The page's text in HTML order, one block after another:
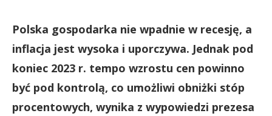
Polska gospodarka nie wpadnie w recesję, a
inflacja jest wysoka i uporczywa. Jednak pod
koniec 2023 r. tempo wzrostu cen powinno
być pod kontrolą, co umożliwi obniżki stóp
procentowych, wynika z wypowiedzi prezesa